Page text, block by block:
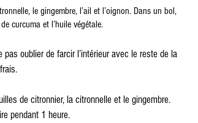
le gingembre, l’ail et l’oignon. Dans un bol,
curcuma et l’huile végétale.
oublier de farcir l’intérieur avec le reste de la
de citronnier, la citronnelle et le gingembre.
pendant 1 heure.